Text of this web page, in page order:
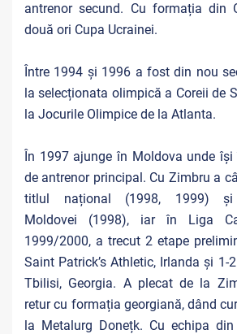
antrenor secund. Cu formația din
două ori Cupa Ucrainei.
Între 1994 și 1996 a fost din nou
la selecționata olimpică a Coreii de
la Jocurile Olimpice de la Atlanta.
În 1997 ajunge în Moldova unde își
de antrenor principal. Cu Zimbru a
titlul național (1998, 1999)
Moldovei (1998), iar în Liga
1999/2000, a trecut 2 etape
Saint Patrick’s Athletic, Irlanda și 1-
Tbilisi, Georgia. A plecat de la
retur cu formația georgiană, dând
la Metalurg Donețk. Cu echipa